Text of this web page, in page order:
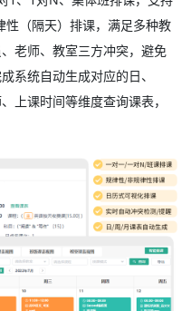
（隔天）排课，满足多种教
老师、教室三方冲突，避免
系统自动生成对应的日、
上课时间等维度查询课表，